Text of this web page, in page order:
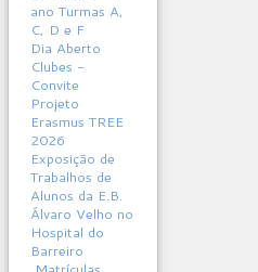
ano Turmas A,
C, D e F
Dia Aberto
Clubes -
Convite
Projeto
Erasmus TREE
2026
Exposição de
Trabalhos de
Alunos da E.B.
Álvaro Velho no
Hospital do
Barreiro